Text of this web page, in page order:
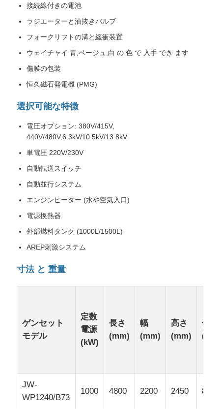
接続線付きの電池
ラジエーターと油抜きバルブ
フォークリフトの溝と緩衝装置
ウェイチャイ 青,ベージュ,白 の 色 で 入手 でき ます
傷膜の包装
恒久磁石発電機 (PMG)
選択可能な特徴
電圧オプション: 380V/415V,
440V/480V,6.3kV/10.5kV/13.8kV
単電圧 220V/230V
自動転送スイッチ
自動並行システム
エンジンヒーター (水や空気入口)
電源換熱器
外部燃料タンク (1000L/1500L)
AREP刺激システム
寸法 と 重量
ゲンセット
モデル
定数
電源
(kW)
長さ
(mm)
幅
(mm)
高さ
(mm)
体重
(kg)
JW-
WP1240/B73
1000 4800 2200 2450 8400